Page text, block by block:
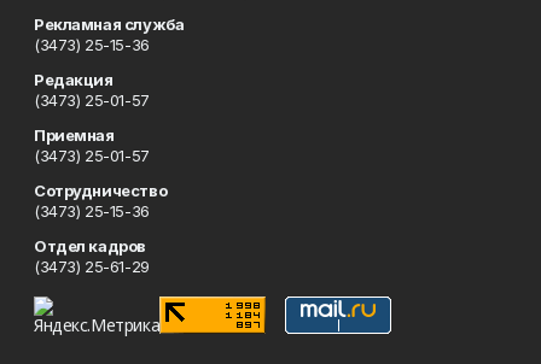
Рекламная служба
(3473) 25-15-36
Редакция
(3473) 25-01-57
Приемная
(3473) 25-01-57
Сотрудничество
(3473) 25-15-36
Отдел кадров
(3473) 25-61-29